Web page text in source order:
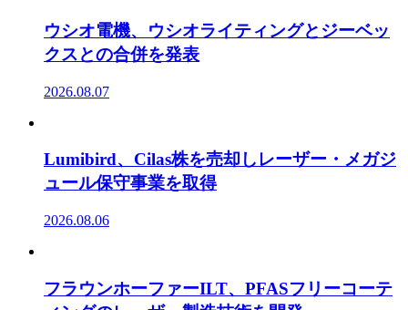
ウシオ電機、ウシオライティングとジーベッ
クスとの合併を発表
2026.08.07
Lumibird、Cilas株を売却しレーザー・メガジ
ュール保守事業を取得
2026.08.06
フラウンホーファーILT、PFASフリーコーテ